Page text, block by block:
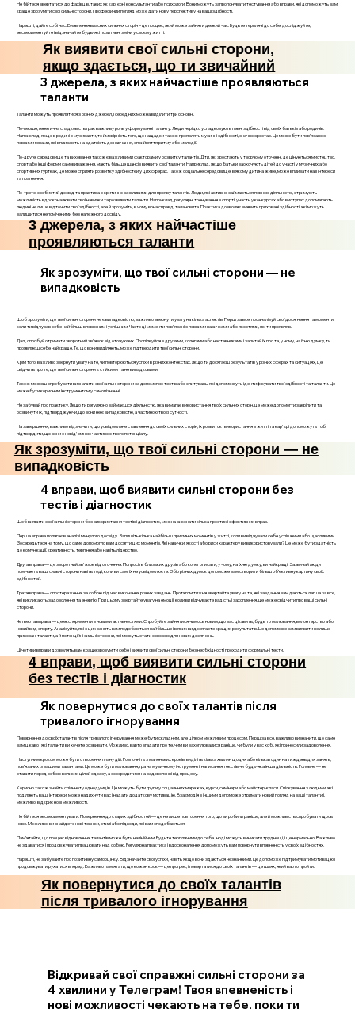
Не бійтеся звертатися до фахівців, таких як кар'єрні консультанти або психологи. Вони можуть запропонувати тестування або вправи, які допоможуть вам
краще зрозуміти свої сильні сторони. Професійний погляд може дати нову перспективу на ваші здібності.
Нарешті, дайте собі час. Виявлення власних сильних сторін – це процес, який може зайняти деякий час. Будьте терплячі до себе, досліджуйте,
експериментуйте і відзначайте будь-які позитивні зміни у своєму житті.
Як виявити свої сильні сторони,
якщо здається, що ти звичайний
3 джерела, з яких найчастіше проявляються
таланти
Таланти можуть проявлятися з різних джерел, і серед них можна виділити три основні.
По-перше, генетична спадковість грає важливу роль у формуванні таланту. Люди нерідко успадковують певні здібності від своїх батьків або родичів.
Наприклад, якщо в родині є музиканти, то ймовірність того, що нащадки також проявлять музичні здібності, значно зростає. Це може бути пов’язано з
певними генами, які впливають на здатність до навчання, сприйняття ритму або мелодії.
По-друге, середовище та виховання також є важливими факторами у розвитку талантів. Діти, які зростають у творчому оточенні, де цінуються мистецтво,
спорт або інші форми самовираження, мають більше шансів виявити свої таланти. Наприклад, якщо батьки заохочують дітей до участі у музичних або
спортивних гуртках, це може сприяти розвитку здібностей у цих сферах. Також соціальне середовище, в якому дитина живе, може впливати на її інтереси
та прагнення.
По-третє, особистий досвід та практика є критично важливими для прояву талантів. Люди, які активно займаються певною діяльністю, отримують
можливість вдосконалювати свої навички та розвивати таланти. Наприклад, регулярні тренування в спорті, участь у конкурсах або виступах допомагають
людині не лише відточити свої здібності, але й зрозуміти, в чому вона справді талановита. Практика дозволяє виявити приховані здібності, які можуть
залишитися непоміченими без належного досвіду.
3 джерела, з яких найчастіше
проявляються таланти
Як зрозуміти, що твої сильні сторони — не
випадковість
Щоб зрозуміти, що твої сильні сторони не є випадковістю, важливо звернути увагу на кілька аспектів. Перш за все, проаналізуй свої досягнення та моменти,
коли ти відчував себе найбільш впевненим і успішним. Часто ці моменти пов'язані з певними навичками або якостями, які ти проявляв.
Далі, спробуй отримати зворотний зв'язок від оточуючих. Поспілкуйся з друзями, колегами або наставниками і запитай їх про те, у чому, на їхню думку, ти
проявляєш себе найкраще. Те, що вони виділяють, може підтвердити твої сильні сторони.
Крім того, важливо звернути увагу на те, чи повторюються успіхи в різних контекстах. Якщо ти досягаєш результатів у різних сферах та ситуаціях, це
свідчить про те, що твої сильні сторони є стійкими та не випадковими.
Також можеш спробувати визначити свої сильні сторони за допомогою тестів або опитувань, які допоможуть ідентифікувати твої здібності та таланти. Це
може бути корисним інструментом у самопізнанні.
Не забувай про практику. Якщо ти регулярно займаєшся діяльністю, яка вимагає використання твоїх сильних сторін, це може допомогти закріпити та
розвинути їх, підтверджуючи, що вони не є випадковістю, а частиною твоєї сутності.
На завершення, важливо відзначити, що усвідомлене ставлення до своїх сильних сторін, їх розвиток і використання в житті та кар'єрі допоможуть тобі
підтвердити, що вони є невід'ємною частиною твого потенціалу.
Як зрозуміти, що твої сильні сторони — не
випадковість
4 вправи, щоб виявити сильні сторони без
тестів і діагностик
Щоб виявити свої сильні сторони без використання тестів і діагностик, можна виконати кілька простих і ефективних вправ.
Перша вправа полягає в аналізі минулого досвіду. Запишіть кілька найбільш приємних моментів у житті, коли ви відчували себе успішними або щасливими.
Зосередьтеся на тому, що саме допомогло вам досягти цих моментів. Які навички, якості або риси характеру ви використовували? Це може бути здатність
до комунікації, креативність, терпіння або навіть лідерство.
Друга вправа — це зворотний зв'язок від оточення. Попросіть близьких друзів або колег описати, у чому, на їхню думку, ви найкращі. Зазвичай люди
помічають ваші сильні сторони навіть тоді, коли ви самі їх не усвідомлюєте. Збір різних думок допоможе вам створити більш об’єктивну картину своїх
здібностей.
Третя вправа — спостереження за собою під час виконання різних завдань. Протягом тижня звертайте увагу на те, які завдання вам даються легше за все,
які викликають задоволення та енергію. При цьому звертайте увагу на емоції: коли ви відчуваєте радість і захоплення, це може свідчити про ваші сильні
сторони.
Четверта вправа — це експерименти з новими активностями. Спробуйте зайнятися чимось новим, що вас цікавить, будь то малювання, волонтерство або
новий вид спорту. Аналізуйте, які з цих занять вам подобаються найбільше і в яких ви досягаєте кращих результатів. Це допоможе вам виявити не лише
приховані таланти, а й потенційні сильні сторони, які можуть стати основою для нових досягнень.
Ці чотири вправи дозволять вам краще зрозуміти себе і виявити свої сильні сторони без необхідності проходити формальні тести.
4 вправи, щоб виявити сильні сторони
без тестів і діагностик
Як повернутися до своїх талантів після
тривалого ігнорування
Повернення до своїх талантів після тривалого ігнорування може бути складним, але цілком можливим процесом. Перш за все, важливо визначити, що саме
вам цікаво і які таланти ви хочете розвивати. Можливо, варто згадати про те, чим ви захоплювалися раніше, чи були у вас хобі, які приносили задоволення.
Наступним кроком може бути створення плану дій. Розпочніть з маленьких кроків: виділіть кілька хвилин щодня або кілька годин на тиждень для занять,
пов’язаних із вашими талантами. Це може бути малювання, гра на музичному інструменті, написання текстів чи будь-яка інша діяльність. Головне — не
ставити перед собою великих цілей одразу, а зосередитися на задоволенні від процесу.
Корисно також знайти спільноту однодумців. Це можуть бути групи у соціальних мережах, курси, семінари або майстер-класи. Спілкування з людьми, які
поділяють ваші інтереси, може надихнути вас і надати додаткову мотивацію. Взаємодія з іншими допоможе отримати новий погляд на ваші таланти і,
можливо, відкриє нові можливості.
Не бійтеся експериментувати. Повернення до старих здібностей — це не лише повторення того, що ви робили раніше, але й можливість спробувати щось
нове. Можливо, ви знайдете нові техніки, стилі або підходи, які вам сподобаються.
Пам’ятайте, що процес відновлення талантів може бути нелінійним. Будьте терплячими до себе. Іноді можуть виникати труднощі, і це нормально. Важливо
не здаватися і продовжувати працювати над собою. Регулярна практика і вдосконалення допоможуть вам повернути впевненість у своїх здібностях.
Нарешті, не забувайте про позитивну самооцінку. Відзначайте свої успіхи, навіть якщо вони здаються незначними. Це допоможе підтримувати мотивацію і
продовжувати рухатися вперед. Важливо пам’ятати, що кожен крок — це прогрес, і повертатися до своїх талантів — це шлях, який варто пройти.
Як повернутися до своїх талантів
після тривалого ігнорування
Відкривай свої справжні сильні сторони за
4 хвилини у Телеграм! Твоя впевненість і
нові можливості чекають на тебе, поки ти